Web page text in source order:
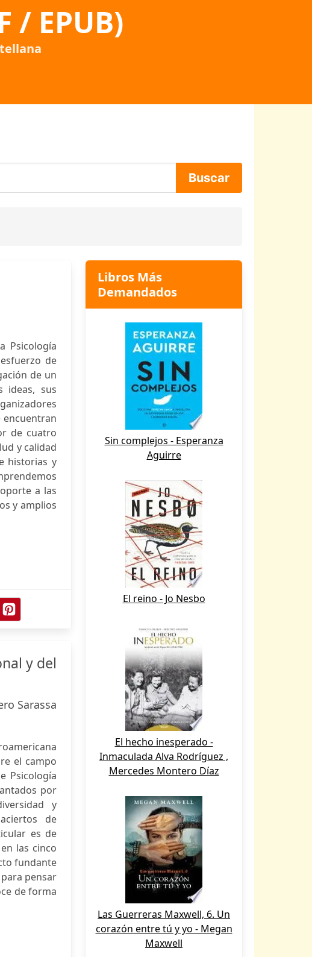
/ EPUB)
Psicología
de
de un
ideas, sus
encuentran
de cuatro
y calidad
historias y
a las
y amplios
y del
Sarassa
el campo
Psicología
por
y
de
es de
las cinco
fundante
pensar
de forma
Libros Más
Demandados
Sin complejos - Esperanza
Aguirre
El reino - Jo Nesbo
El hecho inesperado -
Inmaculada Alva Rodríguez ,
Mercedes Montero Díaz
Las Guerreras Maxwell, 6. Un
corazón entre tú y yo - Megan
Maxwell